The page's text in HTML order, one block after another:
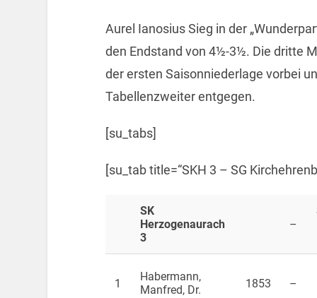
Aurel Ianosius Sieg in der
den Endstand von 4½-3½. Die dritte
der ersten Saisonniederlage vorbei
Tabellenzweiter entgegen.
[su_tabs]
[su_tab title=“SKH 3 – SG
SK
Herzogenaurach
3
–
1
Habermann,
Manfred, Dr.
1853 –